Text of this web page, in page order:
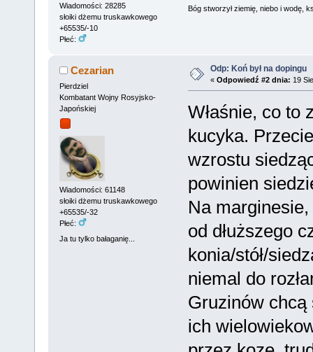
Wiadomości: 28285
słoiki dżemu truskawkowego
+65535/-10
Płeć:
Bóg stworzył ziemię, niebo i wodę,
Cezarian
Pierdziel
Kombatant Wojny Rosyjsko-
Japońskiej
Wiadomości: 61148
słoiki dżemu truskawkowego
+65535/-32
Płeć:
Ja tu tylko bałaganię...
Odp: Koń był na dopingu
« Odpowiedź #2 dnia: 19
Właśnie, co to
kucyka.
wzrostu
powinien
Na
od dłuższego
konia/stół/
niemal do
Gruzinów
ich